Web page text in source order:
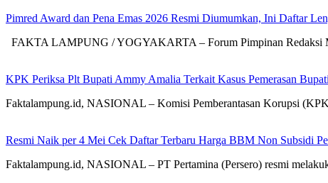
Pimred Award dan Pena Emas 2026 Resmi Diumumkan, Ini Daftar
FAKTA LAMPUNG / YOGYAKARTA – Forum Pimpinan Redaksi
KPK Periksa Plt Bupati Ammy Amalia Terkait Kasus Pemerasan
Faktalampung.id, NASIONAL – Komisi Pemberantasan Korupsi
Resmi Naik per 4 Mei Cek Daftar Terbaru Harga BBM Non Subsidi
Faktalampung.id, NASIONAL – PT Pertamina (Persero) resmi